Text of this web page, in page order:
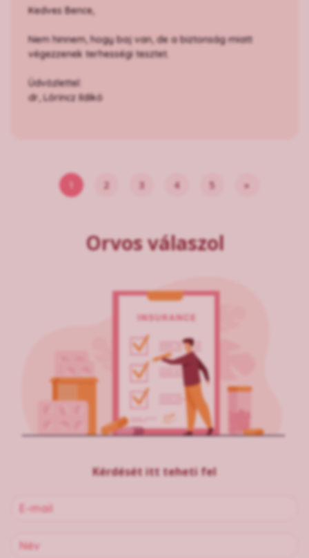
Orvos válaszol
Kérdését itt teheti fel
Kedves Bence,
Nem hinnem, hogy baj van, de a biztonság miatt
végezzenek terhességi tesztet.
Üdvözlettel:
dr, Lőrincz Ildikó
1 2 3 4 5 »